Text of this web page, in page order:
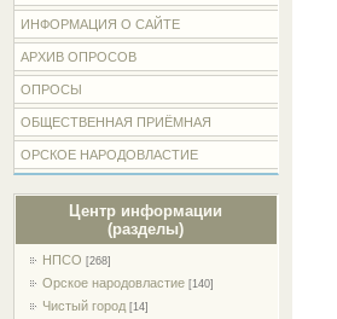
ИНФОРМАЦИЯ О САЙТЕ
АРХИВ ОПРОСОВ
ОПРОСЫ
ОБЩЕСТВЕННАЯ ПРИЁМНАЯ
ОРСКОЕ НАРОДОВЛАСТИЕ
Центр информации
(разделы)
НПСО [268]
Орское народовластие [140]
Чистый город [14]